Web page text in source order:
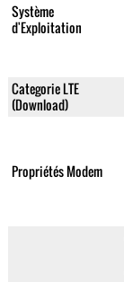
Système
d'Exploitation
Categorie LTE
(Download)
Propriétés Modem